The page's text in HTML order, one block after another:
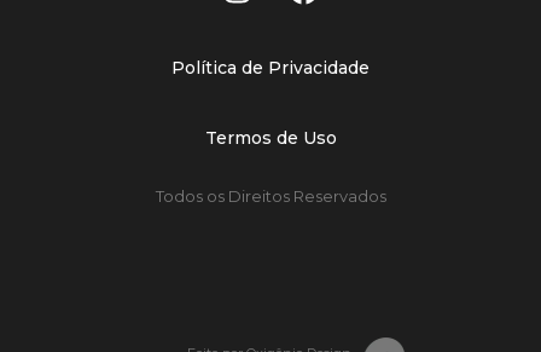
Política de Privacidade
Termos de Uso
Todos os Direitos Reservados